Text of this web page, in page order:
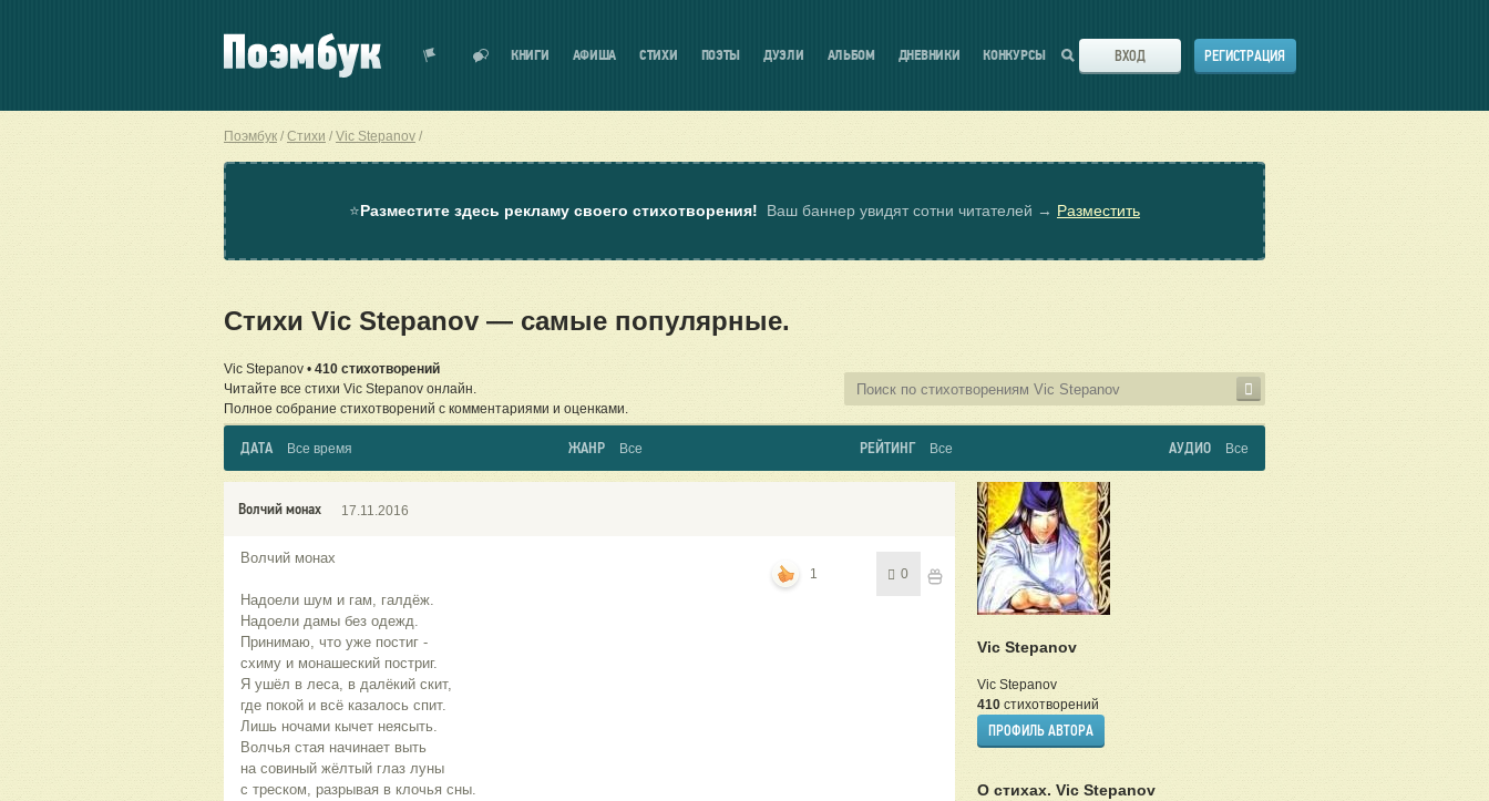
КНИГИ АФИША СТИХИ ПОЭТЫ ДУЭЛИ АЛЬБОМ ДНЕВНИКИ КОНКУРСЫ ВХОД РЕГИСТРАЦИЯ
Поэмбук Стихи Vic Stepanov
⭐Разместите здесь рекламу своего стихотворения! Ваш баннер увидят сотни читателей → Разместить
Стихи Vic Stepanov — самые популярные.
Vic Stepanov • 410 стихотворений
Читайте все стихи Vic Stepanov онлайн.
Полное собрание стихотворений с комментариями и оценками.
ДАТА Все время ЖАНР Все РЕЙТИНГ Все АУДИО Все
Волчий монах 17.11.2016
Волчий монах
Надоели шум и гам, галдёж.
Надоели дамы без одежд.
Принимаю, что уже постиг -
схиму и монашеский постриг.
Я ушёл в леса, в далёкий скит,
где покой и всё казалось спит.
Лишь ночами кычет неясыть.
Волчья стая начинает выть
на совиный жёлтый глаз луны
с треском, разрывая в клочья сны.
1 0
Vic Stepanov
Vic Stepanov
410стихотворений
ПРОФИЛЬ АВТОРА
О стихах. Vic Stepanov